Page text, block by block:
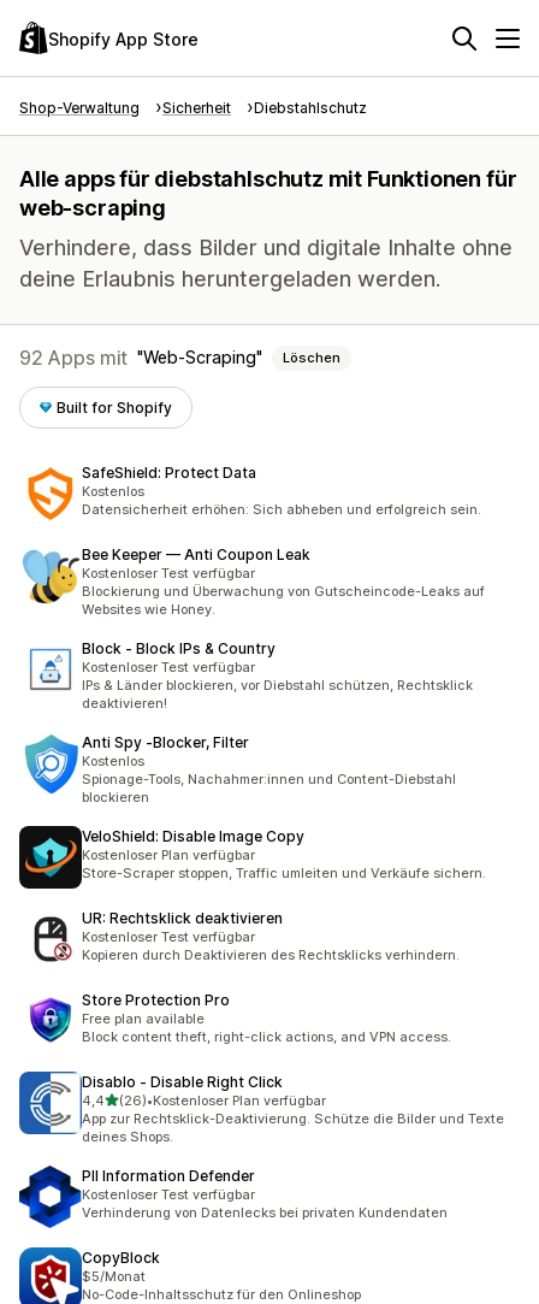
Shopify App Store
Shop-Verwaltung Sicherheit Diebstahlschutz
Alle apps für diebstahlschutz mit Funktionen für
web-scraping
Verhindere, dass Bilder und digitale Inhalte ohne
deine Erlaubnis heruntergeladen werden.
92 Apps mit Web-Scraping Löschen
Built for Shopify
SafeShield: Protect Data
Kostenlos
Datensicherheit erhöhen: Sich abheben und erfolgreich sein.
Bee Keeper — Anti Coupon Leak
Kostenloser Test verfügbar
Blockierung und Überwachung von Gutscheincode-Leaks auf
Websites wie Honey.
Block ‑ Block IPs & Country
Kostenloser Test verfügbar
IPs & Länder blockieren, vor Diebstahl schützen, Rechtsklick
deaktivieren!
Anti Spy ‑Blocker, Filter
Kostenlos
Spionage-Tools, Nachahmer:innen und Content-Diebstahl
blockieren
VeloShield: Disable Image Copy
Kostenloser Plan verfügbar
Store-Scraper stoppen, Traffic umleiten und Verkäufe sichern.
UR: Rechtsklick deaktivieren
Kostenloser Test verfügbar
Kopieren durch Deaktivieren des Rechtsklicks verhindern.
Store Protection Pro
Free plan available
Block content theft, right-click actions, and VPN access.
Disablo ‑ Disable Right Click
4,4von 5 Sternen
(26)
26 Rezensionen insgesamt
•Kostenloser Plan verfügbar
App zur Rechtsklick-Deaktivierung. Schütze die Bilder und Texte
deines Shops.
PII Information Defender
Kostenloser Test verfügbar
Verhinderung von Datenlecks bei privaten Kundendaten
CopyBlock
$5/Monat
No-Code-Inhaltsschutz für den Onlineshop